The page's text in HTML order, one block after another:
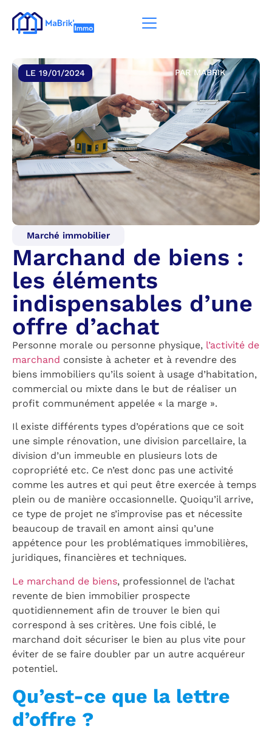
LE 19/01/2024 PARMABRIK
Marché immobilier
Marchand de biens :
les éléments
indispensables d’une
offre d’achat
Personne morale ou personne physique, l’activité de
marchand consiste à acheter et à revendre des
biens immobiliers qu’ils soient à usage d’habitation,
commercial ou mixte dans le but de réaliser un
profit communément appelée « la marge ».
Il existe différents types d’opérations que ce soit
une simple rénovation, une division parcellaire, la
division d’un immeuble en plusieurs lots de
copropriété etc. Ce n’est donc pas une activité
comme les autres et qui peut être exercée à temps
plein ou de manière occasionnelle. Quoiqu’il arrive,
ce type de projet ne s’improvise pas et nécessite
beaucoup de travail en amont ainsi qu’une
appétence pour les problématiques immobilières,
juridiques, financières et techniques.
Le marchand de biens, professionnel de l’achat
revente de bien immobilier prospecte
quotidiennement afin de trouver le bien qui
correspond à ses critères. Une fois ciblé, le
marchand doit sécuriser le bien au plus vite pour
éviter de se faire doubler par un autre acquéreur
potentiel.
Qu’est-ce que la lettre
d’offre ?